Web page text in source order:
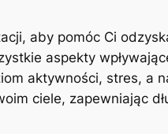
aby pomóc Ci
aspekty
aktywności, stres, a
ciele, zapewniając